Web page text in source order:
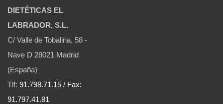
DIETÉTICAS EL
LABRADOR, S.L.
C/ Valle de Tobalina, 58 -
Nave D 28021 Madrid
(España)
Tlf: 91.798.71.15 / Fax:
91.797.41.81